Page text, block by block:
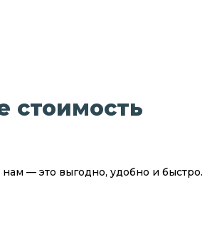
стоимость
— это выгодно, удобно и быстро.